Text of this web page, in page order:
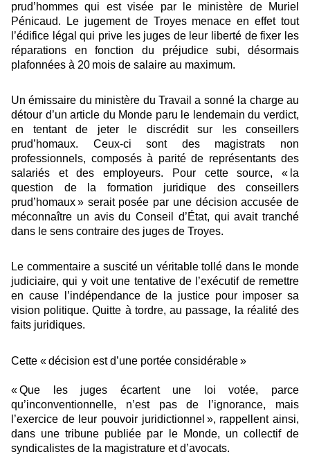
prud’hommes qui est visée par le ministère de Muriel
Pénicaud. Le jugement de Troyes menace en effet tout
l’édifice légal qui prive les juges de leur liberté de fixer les
réparations en fonction du préjudice subi, désormais
plafonnées à 20 mois de salaire au maximum.
Un émissaire du ministère du Travail a sonné la charge au
détour d’un article du Monde paru le lendemain du verdict,
en tentant de jeter le discrédit sur les conseillers
prud’homaux. Ceux-ci sont des magistrats non
professionnels, composés à parité de représentants des
salariés et des employeurs. Pour cette source, « la
question de la formation juridique des conseillers
prud’homaux » serait posée par une décision accusée de
méconnaître un avis du Conseil d’État, qui avait tranché
dans le sens contraire des juges de Troyes.
Le commentaire a suscité un véritable tollé dans le monde
judiciaire, qui y voit une tentative de l’exécutif de remettre
en cause l’indépendance de la justice pour imposer sa
vision politique. Quitte à tordre, au passage, la réalité des
faits juridiques.
Cette « décision est d’une portée considérable »
« Que les juges écartent une loi votée, parce
qu’inconventionnelle, n’est pas de l’ignorance, mais
l’exercice de leur pouvoir juridictionnel », rappellent ainsi,
dans une tribune publiée par le Monde, un collectif de
syndicalistes de la magistrature et d’avocats.